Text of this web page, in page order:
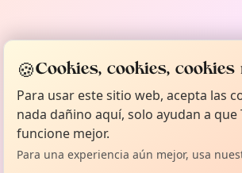
🍪Cookies, cookies, cookies
Para usar este sitio web, acepta las
nada dañino aquí, solo ayudan a que
funcione mejor.
Para una experiencia aún mejor, usa